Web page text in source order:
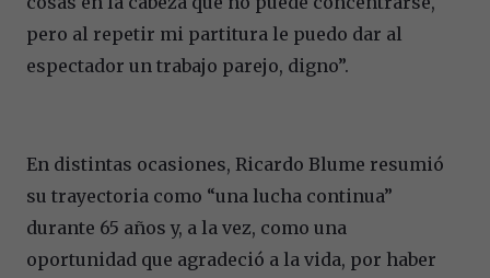
pero al repetir mi partitura le puedo dar al
espectador un trabajo parejo, digno”.
En distintas ocasiones, Ricardo Blume resumió
su trayectoria como “una lucha continua”
durante 65 años y, a la vez, como una
oportunidad que agradeció a la vida, por haber